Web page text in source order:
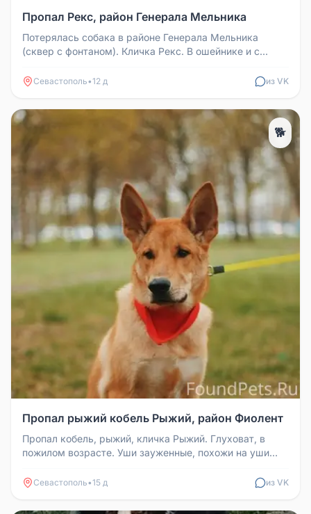
Пропал Рекс, район Генерала Мельника
Потерялась собака в районе Генерала Мельника
(сквер с фонтаном). Кличка Рекс. В ошейнике и с
Севастополь•12 д из VK
🐕
Пропал рыжий кобель Рыжий, район Фиолент
Пропал кобель, рыжий, кличка Рыжий. Глуховат, в
пожилом возрасте. Уши зауженные, похожи на уши
Севастополь•15 д из VK